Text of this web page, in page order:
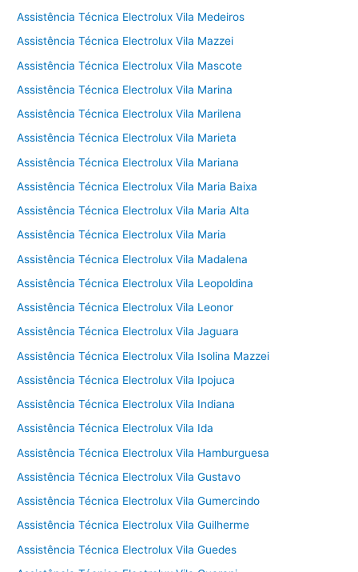
Assistência Técnica Electrolux Vila Medeiros
Assistência Técnica Electrolux Vila Mazzei
Assistência Técnica Electrolux Vila Mascote
Assistência Técnica Electrolux Vila Marina
Assistência Técnica Electrolux Vila Marilena
Assistência Técnica Electrolux Vila Marieta
Assistência Técnica Electrolux Vila Mariana
Assistência Técnica Electrolux Vila Maria Baixa
Assistência Técnica Electrolux Vila Maria Alta
Assistência Técnica Electrolux Vila Maria
Assistência Técnica Electrolux Vila Madalena
Assistência Técnica Electrolux Vila Leopoldina
Assistência Técnica Electrolux Vila Leonor
Assistência Técnica Electrolux Vila Jaguara
Assistência Técnica Electrolux Vila Isolina Mazzei
Assistência Técnica Electrolux Vila Ipojuca
Assistência Técnica Electrolux Vila Indiana
Assistência Técnica Electrolux Vila Ida
Assistência Técnica Electrolux Vila Hamburguesa
Assistência Técnica Electrolux Vila Gustavo
Assistência Técnica Electrolux Vila Gumercindo
Assistência Técnica Electrolux Vila Guilherme
Assistência Técnica Electrolux Vila Guedes